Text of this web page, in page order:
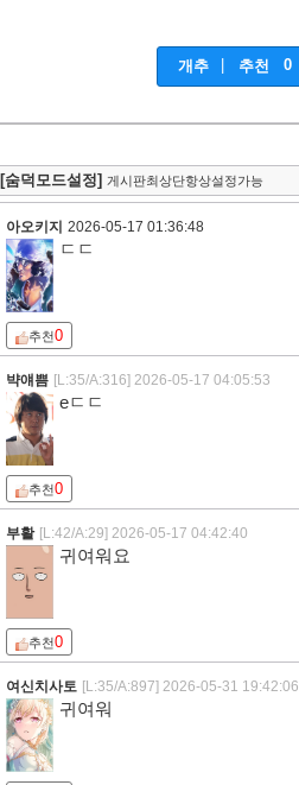
개추 추천 0
[숨덕모드설정] 게시판최상단항상설정가능
아오키지 2026-05-17 01:36:48
ㄷㄷ
추천0
뱍얘쁨 [L:35/A:316] 2026-05-17 04:05:53
eㄷㄷ
추천0
부활 [L:42/A:29] 2026-05-17 04:42:40
귀여워요
추천0
여신치사토 [L:35/A:897] 2026-05-31 19:42:06
귀여워